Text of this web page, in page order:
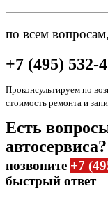
по всем
+7 (495) 532-
Проконсультируем по
стоимость ремонта и
Есть
автосервиса?
позвоните +7
быстрый ответ